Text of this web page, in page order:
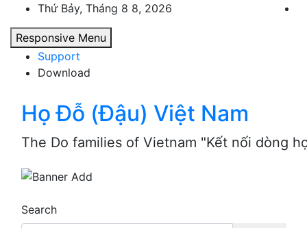
content
Thứ Bảy, Tháng 8 8, 2026
Responsive Menu
Support
Download
Họ Đỗ (Đậu) Việt Nam
The Do families of Vietnam "Kết nối dòng
Search